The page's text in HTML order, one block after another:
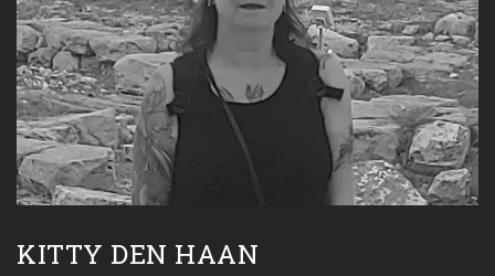
KITTY DEN HAAN